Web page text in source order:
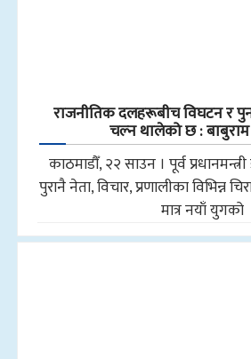
राजनीतिक दलहरूबीच विघटन र
चल्न थालेको छ : बाबुराम
काठमाडौँ, २२ साउन । पूर्व
पुरानै नेता, विचार, प्रणालीका विभिन्न
मात्र नयाँ युगको